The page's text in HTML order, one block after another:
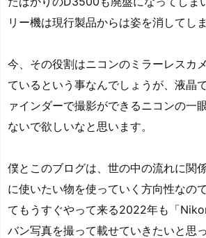
リー機は現行製品からは姿を消してし
今、その役割はニコンのミラーレスカ
ているという事なんでしょうが、液晶
ァインダーで撮影ができるニコンの一
ないで欲しいなと思います。
僕とこのブログは、世の中の流れに関
に使いたい物を使っていく方向性なの
てもうすぐやって来る2022年も「
バン写真を撮って載せていきたいと思